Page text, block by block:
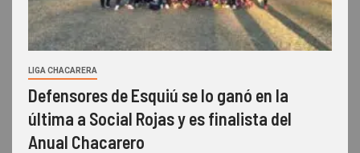
LIGA CHACARERA
Defensores de Esquiú se lo ganó en la
última a Social Rojas y es finalista del
Anual Chacarero